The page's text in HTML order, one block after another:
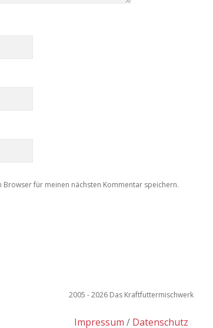
Browser für meinen nächsten Kommentar speichern.
2005 - 2026 Das Kraftfuttermischwerk
Impressum Datenschutz